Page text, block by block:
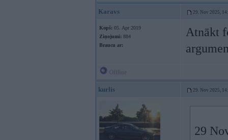
Karavs 29. Nov 2025,
Kopš: 05. Apr 2019
Ziņojumi: 884
Braucu ar:
Atnākt
kurlis 29. Nov 2025,
29